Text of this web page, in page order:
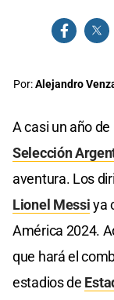
Por:Alejandro
A casi un año
Selección
aventura. Los
Lionel Messiya
América 2024.
que hará el
estadios de